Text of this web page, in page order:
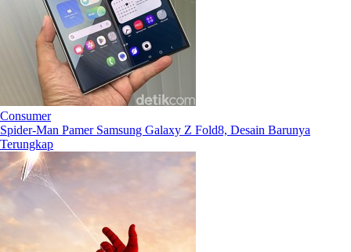
Consumer
Spider-Man Pamer Samsung Galaxy Z Fold8, Desain Barunya
Terungkap